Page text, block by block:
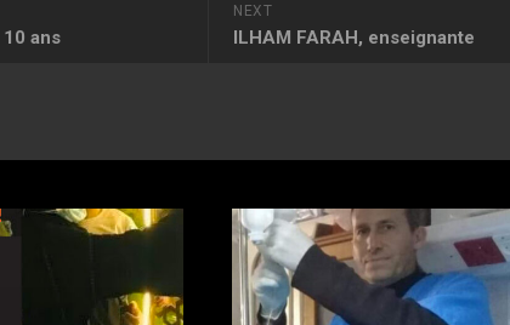
NEXT
ILHAM FARAH, enseignante
10 ans